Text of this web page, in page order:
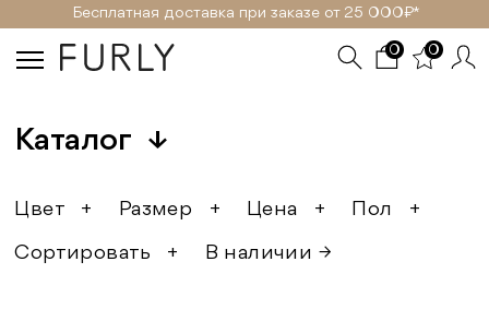
Бесплатная доставка при заказе от 25 000₽ *
0 0
Каталог ↓
Цвет + Размер + Цена + Пол
+
Сортировать
+ В наличии →